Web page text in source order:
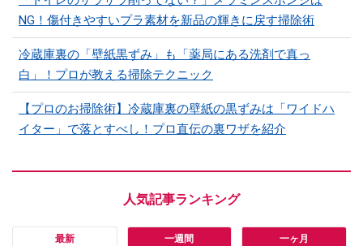
NG！傷付きやすいプラ素材を新品の輝きに戻す掃除術
冷蔵庫裏の「壁紙黒ずみ」も「薬局にある洗剤で真っ
白」！プロが教える掃除テクニック
【プロのお掃除術】冷蔵庫裏の壁紙の黒ずみは「ワイドハ
イター」で落とすべし！プロ直伝の裏ワザを紹介
最新 一週間 一ヶ月